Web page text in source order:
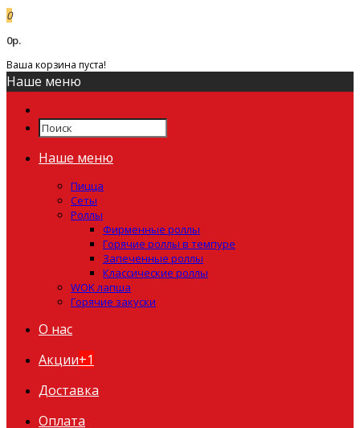
0
0р.
Ваша корзина пуста!
Наше меню
Наше меню
Пицца
Сеты
Роллы
Фирменные роллы
Горячие роллы в темпуре
Запеченные роллы
Классические роллы
WOK лапша
Горячие закуски
О нас
Акции+1
Доставка
Оплата